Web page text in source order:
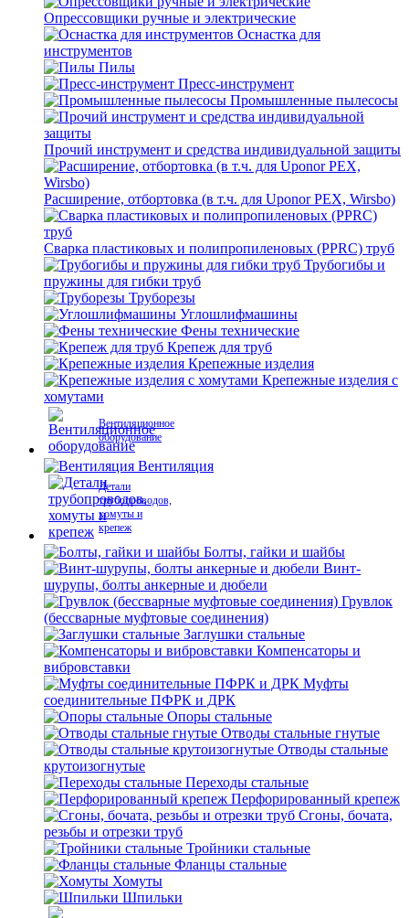
Опрессовщики ручные и электрические
Оснастка для
инструментов
Пилы
Пресс-инструмент
Промышленные пылесосы
Прочий инструмент и средства индивидуальной защиты
Расширение, отбортовка (в т.ч. для Uponor PEX, Wirsbo)
Сварка пластиковых и полипропиленовых (PPRC) труб
Трубогибы и
пружины для гибки труб
Труборезы
Углошлифмашины
Фены технические
Крепеж для труб
Крепежные изделия
Крепежные изделия с
хомутами
Вентиляционное
оборудование
Вентиляция
Детали
трубопроводов,
хомуты и
крепеж
Болты, гайки и шайбы
Винт-
шурупы, болты анкерные и дюбели
Грувлок
(бессварные муфтовые соединения)
Заглушки стальные
Компенсаторы и
вибровставки
Муфты
соединительные ПФРК и ДРК
Опоры стальные
Отводы стальные гнутые
Отводы стальные
крутоизогнутые
Переходы стальные
Перфорированный крепеж
Сгоны, бочата,
резьбы и отрезки труб
Тройники стальные
Фланцы стальные
Хомуты
Шпильки